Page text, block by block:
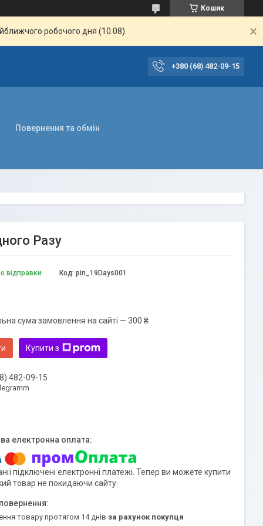
Кошик
робочого дня (10.08).
+380 (68) 482-09-15
Повернення та обмін
Разу
відправки Код: pin_19Days001
сума замовлення на сайті — 300 ₴
Купити з
482-09-15
підключені електронні платежі. Тепер ви можете купити
товар не покидаючи сайту.
товару протягом 14 днів за рахунок покупця